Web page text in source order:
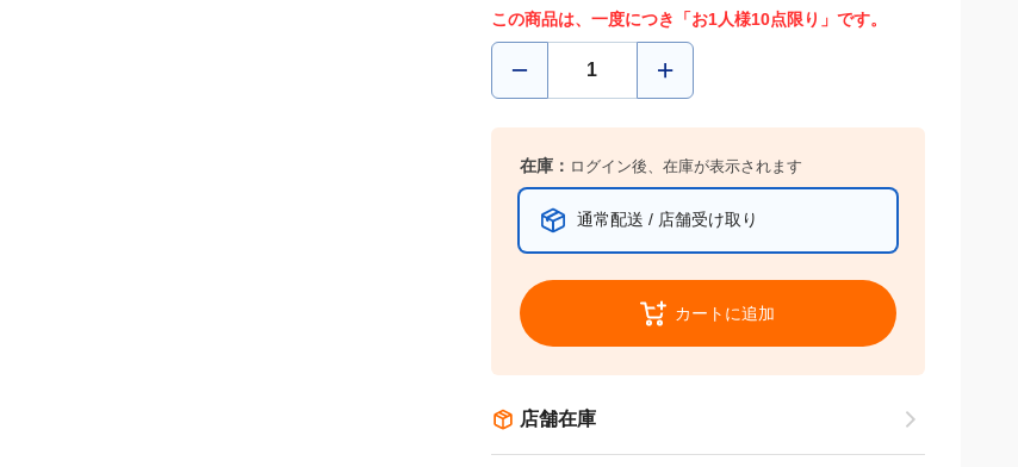
この商品は、一度につき「お1人様10点限り」です。
在庫： ログイン後、在庫が表示されます
通常配送 / 店舗受け取り
カートに追加
店舗在庫